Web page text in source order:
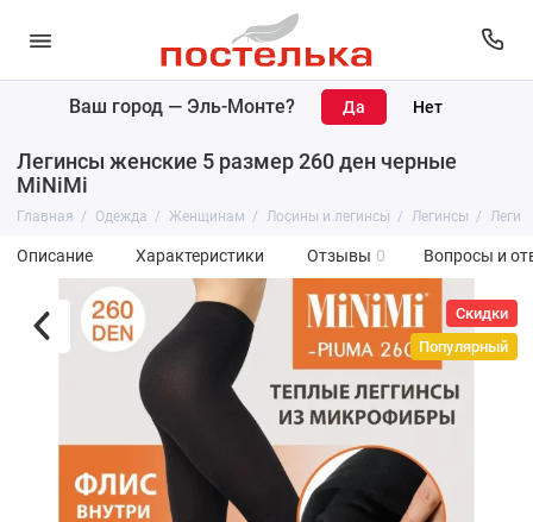
Ваш город — Эль-Монте?
Легинсы женские 5 размер 260 ден черные
MiNiMi
Главная Одежда Женщинам Лосины и легинсы Легинсы
Описание Характеристики Отзывы 0 Вопросы и
Скидки
Популярный